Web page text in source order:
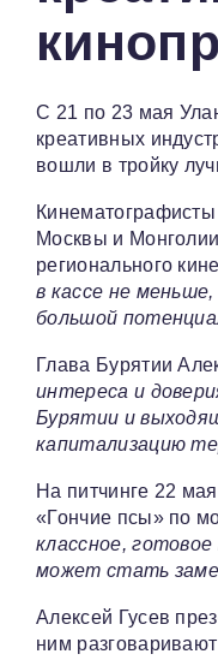
С 21 по 23 мая
креативных
вошли в тройку
Москвы и
регионального
в кассе не
большой
Глава Бурятии
интереса и
Бурятии и
капитализацию
На питчинге 22
«Гончие псы» по
классное,
может стать
Алексей Гусев
ним